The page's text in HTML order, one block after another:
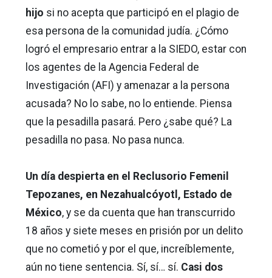
hijo si no acepta que participó en el plagio de
esa persona de la comunidad judía. ¿Cómo
logró el empresario entrar a la SIEDO, estar con
los agentes de la Agencia Federal de
Investigación (AFI) y amenazar a la persona
acusada? No lo sabe, no lo entiende. Piensa
que la pesadilla pasará. Pero ¿sabe qué? La
pesadilla no pasa. No pasa nunca.
Un día despierta en el Reclusorio Femenil
Tepozanes, en Nezahualcóyotl, Estado de
México, y se da cuenta que han transcurrido
18 años y siete meses en prisión por un delito
que no cometió y por el que, increíblemente,
aún no tiene sentencia. Sí, sí… sí. Casi dos